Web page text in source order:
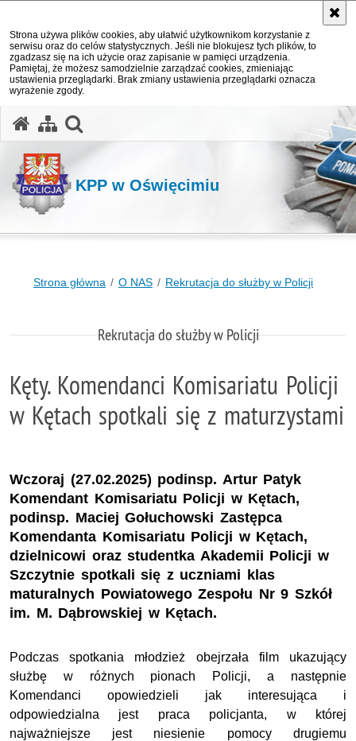
Strona używa plików cookies, aby ułatwić użytkownikom korzystanie z
serwisu oraz do celów statystycznych. Jeśli nie blokujesz tych plików, to
zgadzasz się na ich użycie oraz zapisanie w pamięci urządzenia.
Pamiętaj, że możesz samodzielnie zarządzać cookies, zmieniając
ustawienia przeglądarki. Brak zmiany ustawienia przeglądarki oznacza
wyrażenie zgody.
KPP w Oświęcimiu
Strona główna O NAS Rekrutacja do służby w Policji
Rekrutacja do służby w Policji
Kęty. Komendanci Komisariatu Policji
w Kętach spotkali się z maturzystami
Wczoraj (27.02.2025) podinsp. Artur Patyk
Komendant Komisariatu Policji w Kętach,
podinsp. Maciej Gołuchowski Zastępca
Komendanta Komisariatu Policji w Kętach,
dzielnicowi oraz studentka Akademii Policji w
Szczytnie spotkali się z uczniami klas
maturalnych Powiatowego Zespołu Nr 9 Szkół
im. M. Dąbrowskiej w Kętach.
Podczas spotkania młodzież obejrzała film ukazujący
służbę w różnych pionach Policji, a następnie
Komendanci opowiedzieli jak interesująca i
odpowiedzialna jest praca policjanta, w której
najważniejsze jest niesienie pomocy drugiemu